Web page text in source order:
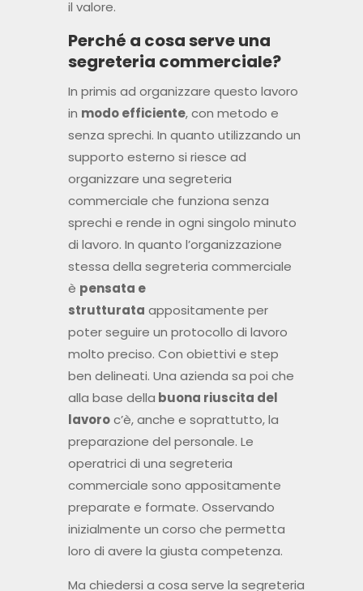
inmodo efficiente
senza sprechi. In quanto utilizzando un
supporto esterno si riesce ad
organizzare una segreteria
commerciale che funziona senza
sprechi e rende in ogni singolo minuto
di lavoro. In quanto l’organizzazione
stessa della segreteria commerciale
èpensata e
strutturataappositamente per
poter seguire un protocollo di lavoro
molto preciso. Con obiettivi e step
ben delineati. Una azienda sa poi che
alla base della
lavoroc’è, anche e soprattutto, la
preparazione del personale. Le
operatrici di una segreteria
commerciale sono appositamente
preparate e formate. Osservando
inizialmente un corso che permetta
loro di avere la giusta competenza.
Ma chiedersi a cosa serve la segreteria
commerciale non basta. Perché una
volta capito il funzionamento e
l’organizzazione, la segreteria